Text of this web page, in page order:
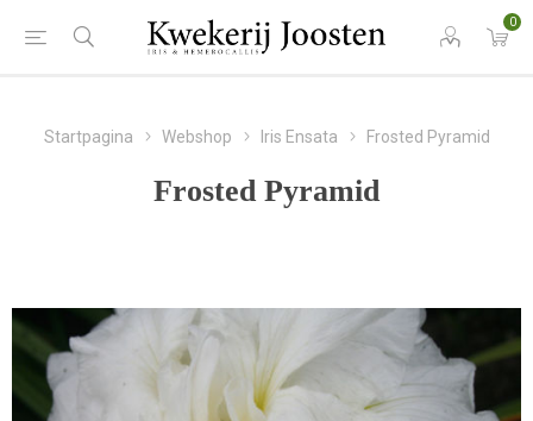
0
Startpagina Webshop Iris Ensata Frosted Pyramid
Frosted Pyramid